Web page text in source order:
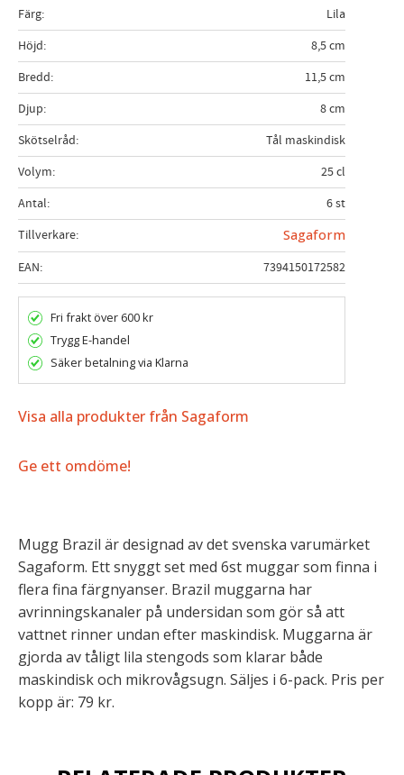
Färg
Lila
Höjd
8,5 cm
Bredd
11,5 cm
Djup
8 cm
Skötselråd
Tål maskindisk
Volym
25 cl
Antal
6 st
Tillverkare
Sagaform
EAN
7394150172582
Fri frakt över 600 kr
Trygg E-handel
Säker betalning via Klarna
Visa alla produkter från Sagaform
Ge ett omdöme!
Mugg Brazil är designad av det svenska varumärket
Sagaform. Ett snyggt set med 6st muggar som finna i
flera fina färgnyanser. Brazil muggarna har
avrinningskanaler på undersidan som gör så att
vattnet rinner undan efter maskindisk. Muggarna är
gjorda av tåligt lila stengods som klarar både
maskindisk och mikrovågsugn. Säljes i 6-pack. Pris per
kopp är: 79 kr.